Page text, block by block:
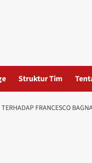
Struktur Tim
TERHADAP FRANCESCO